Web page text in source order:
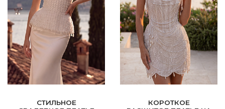
СТИЛЬНОЕ
КОРОТКОЕ